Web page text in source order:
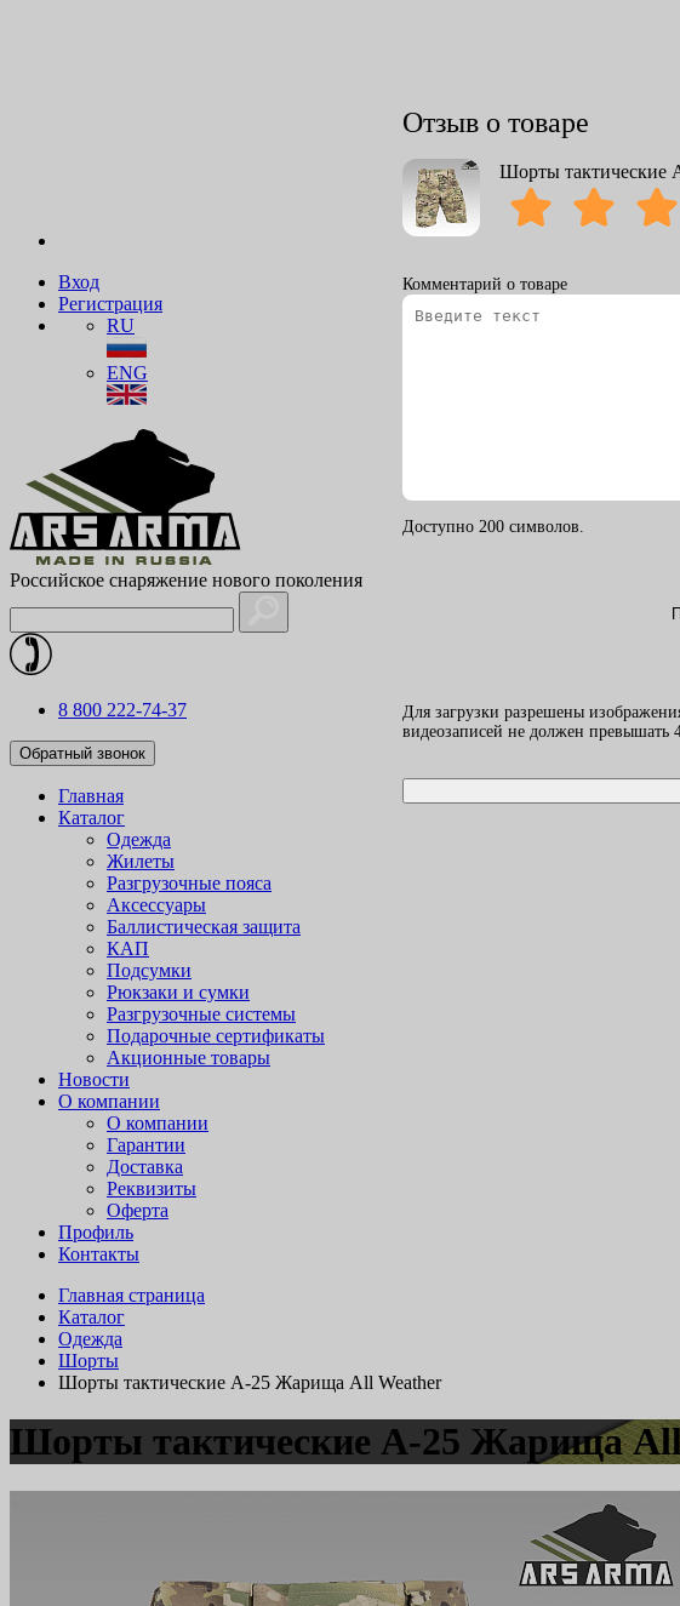
Вход
Регистрация
RU
ENG
Российское снаряжение нового поколения
8 800 222-74-37
Обратный звонок
Главная
Каталог
Одежда
Жилеты
Разгрузочные пояса
Аксессуары
Баллистическая защита
КАП
Подсумки
Рюкзаки и сумки
Разгрузочные системы
Подарочные сертификаты
Акционные товары
Новости
О компании
О компании
Гарантии
Доставка
Реквизиты
Оферта
Профиль
Контакты
Главная страница
Каталог
Одежда
Шорты
Шорты тактические А-25 Жарища All Weather
Шорты тактические А-25 Жарища
Отзыв о товаре
Шорты тактические
Комментарий о товаре
Доступно 200 символов.
Для загрузки разрешены
видеозаписей не должен превышать